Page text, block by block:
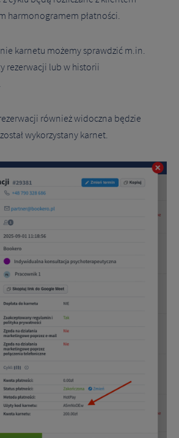
harmonogramem płatności.
karnetu możemy sprawdzić m.in.
rezerwacji lub w historii
również widoczna będzie
wykorzystany karnet.